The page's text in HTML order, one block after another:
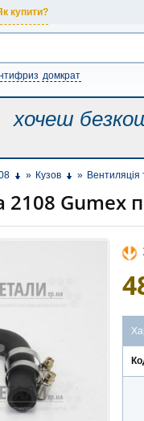
купити?
домкрат
хочеш
» Кузов »
Gumex